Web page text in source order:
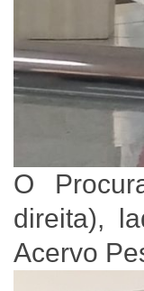
O
direita),
Acervo